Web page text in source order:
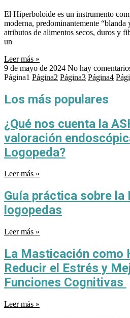
El Hiperboloide es un instrumento
moderna, predominantemente “blanda
atributos de alimentos secos, duros y
un
Leer más »
9 de mayo de 2024 No hay
Página1 Página2 Página3 Página4
Los más populares
¿Qué nos cuenta la
valoración
Logopeda?
Leer más »
Guía práctica sobre la
logopedas
Leer más »
La Masticación como
Reducir el Estrés y
Funciones Cognitivas
Leer más »